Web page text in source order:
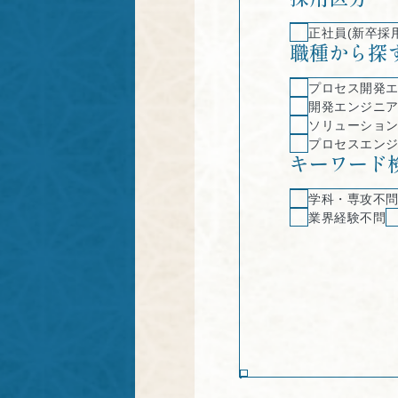
正社員(新卒採
職種から探
プロセス開発
開発エンジニア
ソリューショ
プロセスエン
キーワード
学科・専攻不問
業界経験不問